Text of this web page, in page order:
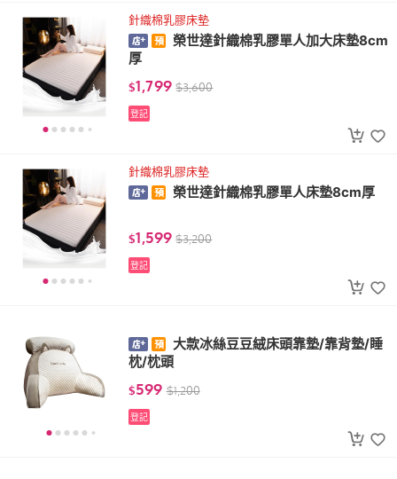
針織棉乳膠床墊
榮世達針織棉乳膠單人加大床墊8cm
厚
$1,799 $3,600
登記
針織棉乳膠床墊
榮世達針織棉乳膠單人床墊8cm厚
$1,599 $3,200
登記
大款冰絲豆豆絨床頭靠墊/靠背墊/睡
枕/枕頭
$599 $1,200
登記